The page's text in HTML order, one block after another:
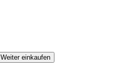
Weiter einkaufen